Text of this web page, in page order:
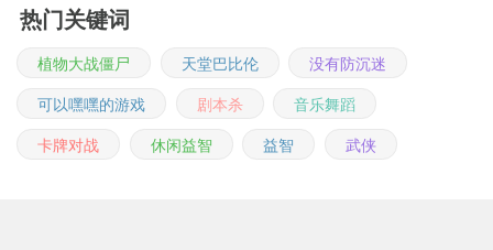
热门关键词
植物大战僵尸 天堂巴比伦
没有防沉迷
可以嘿嘿的游戏
剧本杀
音乐舞蹈
卡牌对战
休闲益智 益智 武侠